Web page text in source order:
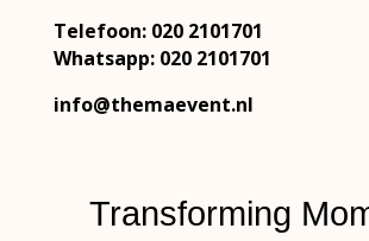
Telefoon: 020 2101701
Whatsapp: 020 2101701
info@themaevent.nl
Transforming